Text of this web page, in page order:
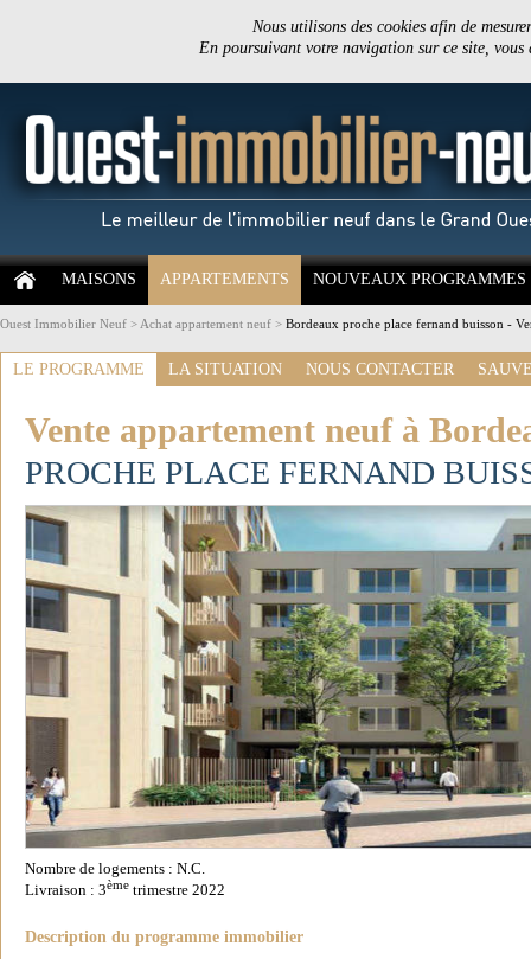
Nous utilisons des cookies afin de
En poursuivant votre navigation sur ce site,
MAISONS APPARTEMENTS NOUVEAUX PROGRAMMES
Ouest Immobilier Neuf > Achat appartement neuf > Bordeaux proche place fernand buisson -
LE PROGRAMME LA SITUATION NOUS CONTACTER
Vente appartement neuf à
PROCHE PLACE FERNAND
Nombre de logements : N.C.
Livraison : 3ème trimestre 2022
Description du programme immobilier